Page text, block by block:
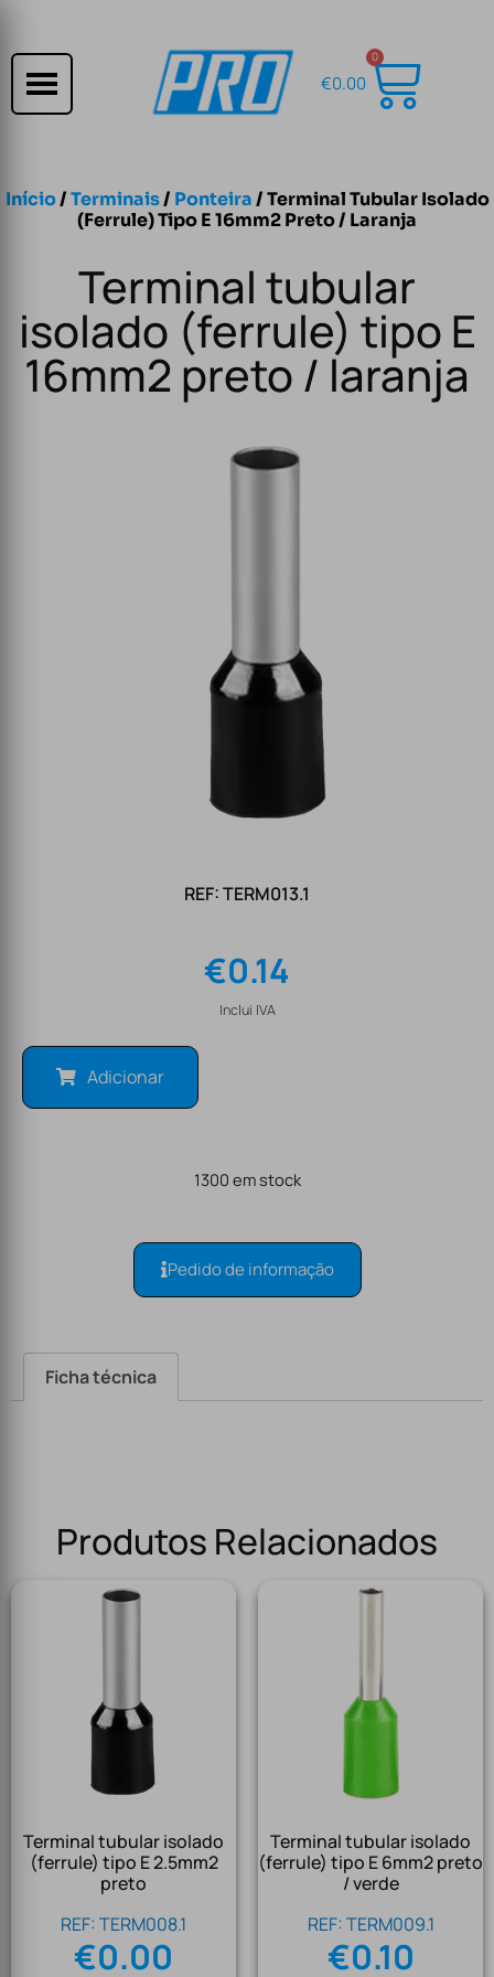
€0.00
0
Início/Terminais/ Ponteira/ Terminal Tubular Isolado
(ferrule) Tipo E 16mm2 Preto / Laranja
Terminal tubular
isolado (ferrule) tipo E
16mm2 preto / laranja
REF: TERM013.1
€0.14
Inclui IVA
Adicionar
1300 em stock
Pedido de informação
Ficha técnica
Produtos Relacionados
Terminal tubular isolado
(ferrule) tipo E 2.5mm2
preto
REF: TERM008.1
€0.00
Terminal tubular isolado
(ferrule) tipo E 6mm2 preto
/ verde
REF: TERM009.1
€0.10